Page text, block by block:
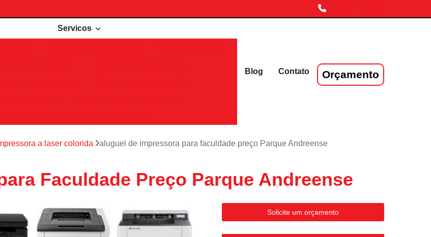
Servicos
Blog Contato Orçamento
a laser colorida aluguel de impressora para faculdade preço Parque Andreense
Faculdade Preço Parque Andreense
Solicite um orçamento